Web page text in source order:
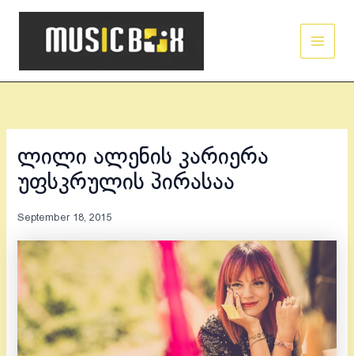
Skip
ლილი ალენის კარიერა
უფსკრულის პირასაა
September 18, 2015